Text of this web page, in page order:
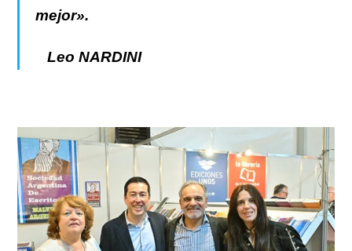
mejor».
Leo NARDINI